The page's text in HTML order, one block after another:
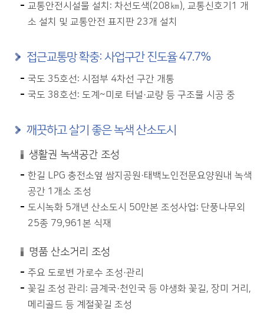
교통안전시설물 설치: 차선도색(208㎞), 교통신호기1 개
소 설치 및 교통안전 표지판 23개 설치
접근교통망 확충: 사업구간 진도율 47.7%
국도 35호선: 시점부 4차선 구간 개통
국도 38호선: 도계~미로 터널·교량 등 구조물 시공 중
깨끗하고 살기 좋은 녹색 산소도시
생활권 녹색공간 조성
한길 LPG 충전소옆 쌈지공원·태백노인전문요양원내 녹색
공간 1개소 조성
도시녹화 5개년 산소도시 50만본 조성사업: 단풍나무외
25종 79,961본 식재
명품 산소거리 조성
주요 도로변 가로수 조성·관리
꽃길 조성 관리: 금계국·천인국 등 야생화 꽃길, 장미 거리,
메리골드 등 계절꽃길 조성